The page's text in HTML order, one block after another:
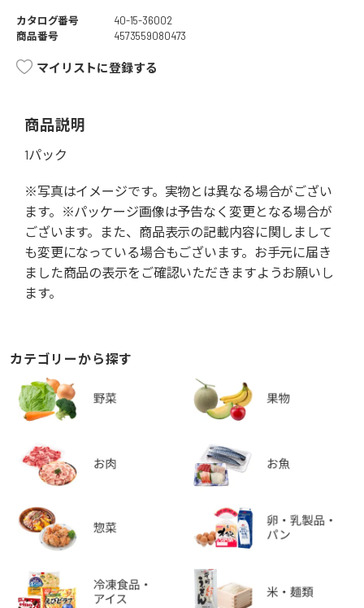
カタログ番号
40-15-36002
商品番号
4573559080473
マイリストに登録する
商品説明
1パック
※写真はイメージです。実物とは異なる場合がござい
ます。※パッケージ画像は予告なく変更となる場合が
ございます。また、商品表示の記載内容に関しまして
も変更になっている場合もございます。お手元に届き
ました商品の表示をご確認いただきますようお願いし
ます。
カテゴリーから探す